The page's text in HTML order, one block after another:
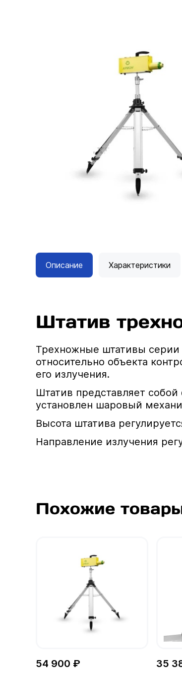
Описание Характеристики
Штатив
Трехножные штативы серии
относительно объекта
его излучения.
Штатив представляет
установлен шаровый
Высота штатива
Направление излучения
Похожие
54 900 ₽ 35